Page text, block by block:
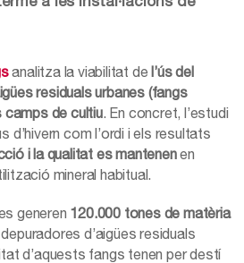
analitza la viabilitat de l’ús del
residuals urbanes (fangs
camps de cultiu. En concret, l’estudi
d’hivern com l’ordi i els resultats
i la qualitat es mantenenen
mineral habitual.
generen 120.000 tones de matèria
d’aigües residuals
d’aquests fangs tenen per destí